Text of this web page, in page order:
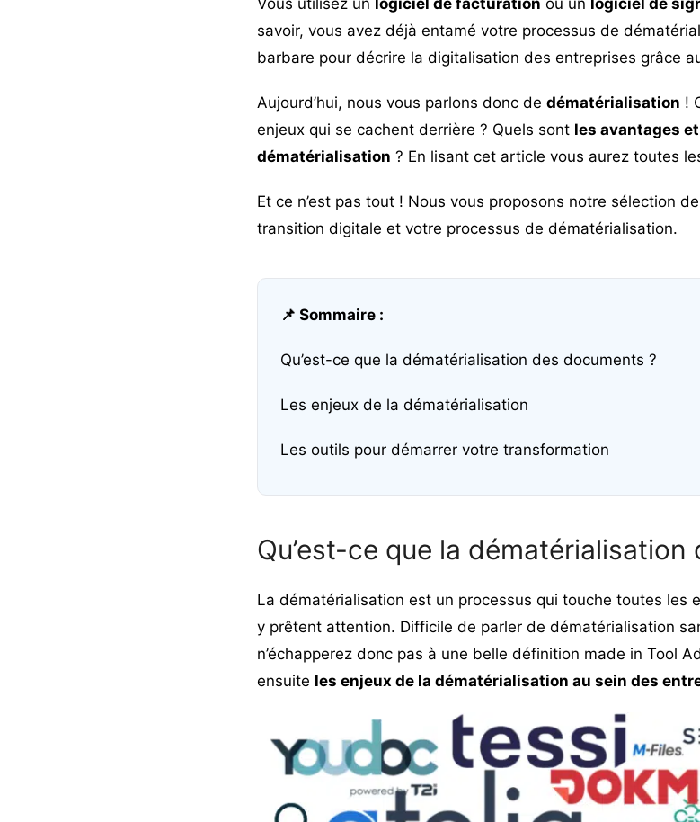
savoir, vous avez déjà entamé votre processus de
barbare pour décrire la digitalisation des entreprises grâce
Aujourd’hui, nous vous parlons donc de dématérialisation !
enjeux qui se cachent derrière ? Quels sont les avantages
dématérialisation ? En lisant cet article vous aurez toutes
Et ce n’est pas tout ! Nous vous proposons notre sélection
transition digitale et votre processus de dématérialisation.
📌 Sommaire :
Qu’est-ce que la dématérialisation des documents ?
Les enjeux de la dématérialisation
Les outils pour démarrer votre transformation
Qu’est-ce que la
La dématérialisation est un processus qui touche toutes les
y prêtent attention. Difficile de parler de dématérialisation
n’échapperez donc pas à une belle définition made in Tool
ensuite les enjeux de la dématérialisation au sein des